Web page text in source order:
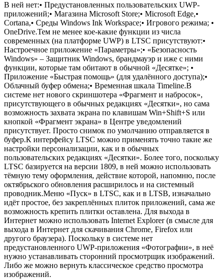
В ней нет:• Предустановленных пользовательских UWP-
приложений;• Магазина Microsoft Store;• Microsoft Edge,•
Cortana,• Среды Windows Ink Workspace;• Игрового режима; •
OneDrive.Тем не менее кое-какие функции из числа
современных (на платформе UWP) в LTSC присутствуют:•
Настроечное приложение «Параметры»;• «Безопасность
Windows» – Защитник Windows, брандмауэр и иже с ними
функции, которые там обитают в обычной «Десятке»; •
Приложение «Быстрая помощь» (для удалённого доступа);•
Облачный буфер обмена;• Временная шкала Timeline.В
системе нет нового скриншотера «Фрагмент и набросок»,
присутствующего в обычных редакциях «Десятки», но сама
возможность захвата экрана по клавишам Win+Shift+S или
кнопкой «Фрагмент экрана» в Центре уведомлений
присутствует. Просто снимок по умолчанию отправляется в
буфер.К интерфейсу LTSC можно применять точно такие же
настройки персонализации, как и в обычных
пользовательских редакциях «Десятки». Более того, поскольку
LTSC базируется на версии 1809, в ней можно использовать
тёмную тему оформления, действие которой, напомню, после
октябрьского обновления расширилось и на системный
проводник.Меню «Пуск» в LTSC, как и в LTSB, изначально
идёт простое, без закреплённых плиток приложений, сама же
возможность крепить плитки оставлена. Для выхода в
Интернет можно использовать Internet Explorer (в смысле для
выхода в Интернет для скачивания Chrome, Firefox или
другого браузера). Поскольку в системе нет
предустановленного UWP-приложения «Фотографии», в неё
нужно устанавливать сторонний просмотрщик изображений.
Либо же можно вернуть классическое средство просмотра
изображений.